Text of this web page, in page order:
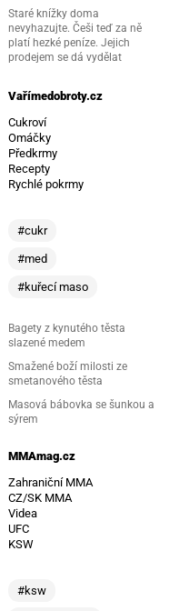
Staré knížky doma
nevyhazujte. Češi teď za ně
platí hezké peníze. Jejich
prodejem se dá vydělat
Vařímedobroty.cz
Cukroví
Omáčky
Předkrmy
Recepty
Rychlé pokrmy
#cukr
#med
#kuřecí maso
Bagety z kynutého těsta
slazené medem
Smažené boží milosti ze
smetanového těsta
Masová bábovka se šunkou a
sýrem
MMAmag.cz
Zahraniční MMA
CZ/SK MMA
Videa
UFC
KSW
#ksw